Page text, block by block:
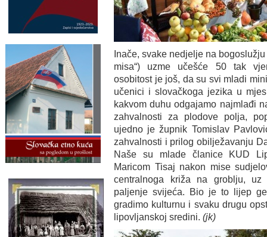
Inače, svake nedjelje na
misa“) uzme učešće 50 tak
osobitost je još, da su svi mladi
učenici i slovačkoga jezika u
kakvom duhu odgajamo najmlađi
zahvalnosti za plodove polja,
ujedno je župnik Tomislav
zahvalnosti i prilog obilježavanju
Naše su mlade članice KUD
Maricom Tisaj nakon mise
centralnoga križa na groblju,
paljenje svijeća. Bio je to lijep
gradimo kulturnu i svaku drugu
lipovljanskoj sredini. (jk)